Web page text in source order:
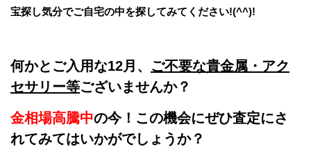
宝探し気分でご自宅の中を探してみてください!(^^)!
何かとご入用な12月、 ご不要な貴金属・アク
セサリー等ございませんか？
金相場高騰中の今！この機会にぜひ査定にさ
れてみてはいかがでしょうか？